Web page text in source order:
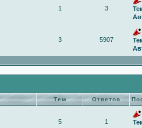
1 3
3 5907
Тем Ответов
5 1